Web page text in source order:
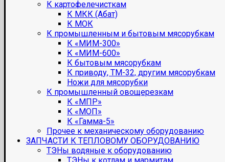
К картофелечисткам
К МКК (Абат)
К МОК
К промышленным и бытовым мясорубкам
К «МИМ-300»
К «МИМ-600»
К бытовым мясорубкам
К приводу, ТМ-32, другим мясорубкам
Ножи для мясорубки
К промышленный овощерезкам
К «МПР»
К «МОП»
К «Гамма-5»
Прочее к механическому оборудованию
ЗАПЧАСТИ К ТЕПЛОВОМУ ОБОРУДОВАНИЮ
ТЭНы водяные к оборудованию